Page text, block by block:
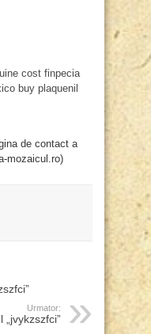
cost finpecia
buy plaquenil
de contact a
mozaicul.ro)
Urmator:
„jvykzszfci”